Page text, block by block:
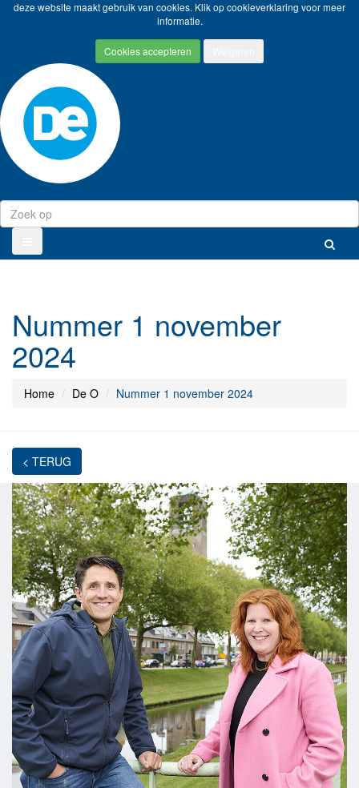
deze website maakt gebruik van cookies. Klik opcookieverklaring voor meer
informatie.
Nummer 1 november
2024
Home De O Nummer 1 november 2024
< TERUG